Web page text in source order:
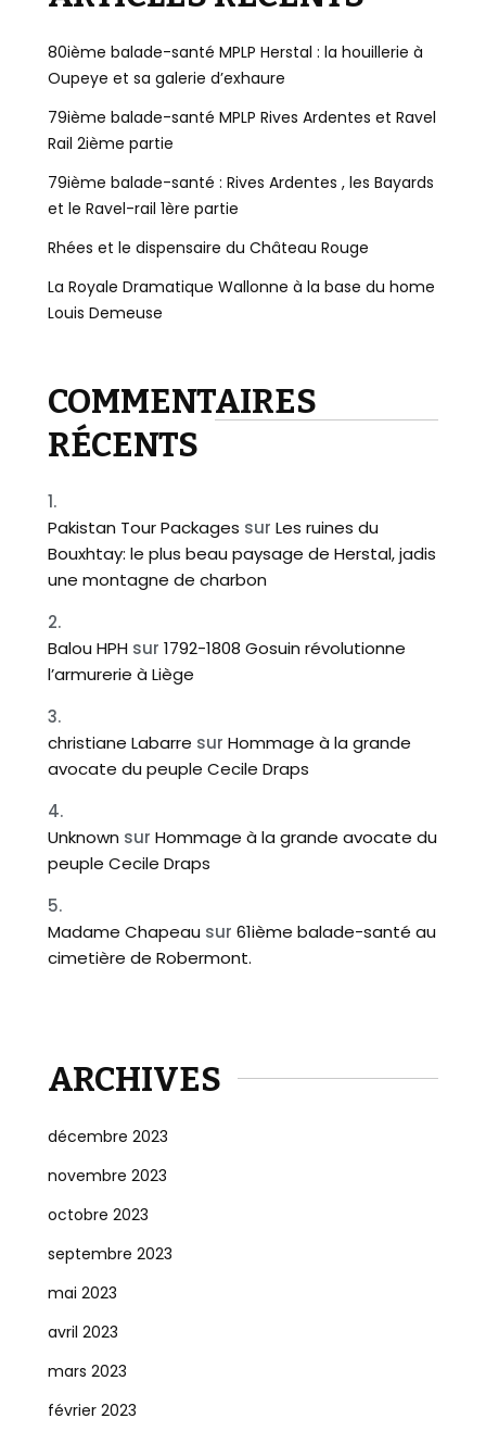
80ième balade-santé MPLP Herstal : la houillerie à
Oupeye et sa galerie d’exhaure
79ième balade-santé MPLP Rives Ardentes et Ravel
Rail 2ième partie
79ième balade-santé : Rives Ardentes , les Bayards
et le Ravel-rail 1ère partie
Rhées et le dispensaire du Château Rouge
La Royale Dramatique Wallonne à la base du home
Louis Demeuse
COMMENTAIRES
RÉCENTS
Pakistan Tour Packages sur Les ruines du
Bouxhtay: le plus beau paysage de Herstal, jadis
une montagne de charbon
Balou HPH sur 1792-1808 Gosuin révolutionne
l’armurerie à Liège
christiane Labarre sur Hommage à la grande
avocate du peuple Cecile Draps
Unknown sur Hommage à la grande avocate du
peuple Cecile Draps
Madame Chapeau sur 61ième balade-santé au
cimetière de Robermont.
ARCHIVES
décembre 2023
novembre 2023
octobre 2023
septembre 2023
mai 2023
avril 2023
mars 2023
février 2023